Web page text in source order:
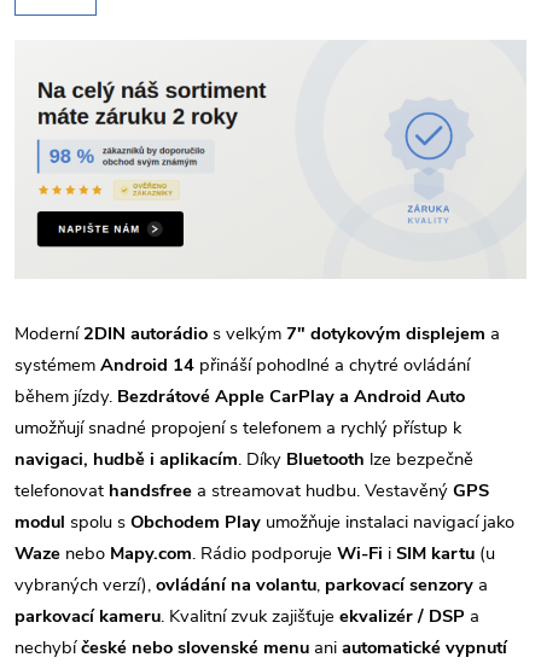
Moderní 2DIN autorádio s velkým 7" dotykovým displejem a
systémem Android 14 přináší pohodlné a chytré ovládání
během jízdy. Bezdrátové Apple CarPlay a Android Auto
umožňují snadné propojení s telefonem a rychlý přístup k
navigaci, hudbě i aplikacím. Díky Bluetooth lze bezpečně
telefonovat handsfree a streamovat hudbu. Vestavěný GPS
modul spolu s Obchodem Play umožňuje instalaci navigací jako
Waze nebo Mapy.com. Rádio podporuje Wi-Fi i SIM kartu (u
vybraných verzí), ovládání na volantu, parkovací senzory a
parkovací kameru. Kvalitní zvuk zajišťuje ekvalizér / DSP a
nechybíčeské nebo slovenské menu ani automatické vypnutí